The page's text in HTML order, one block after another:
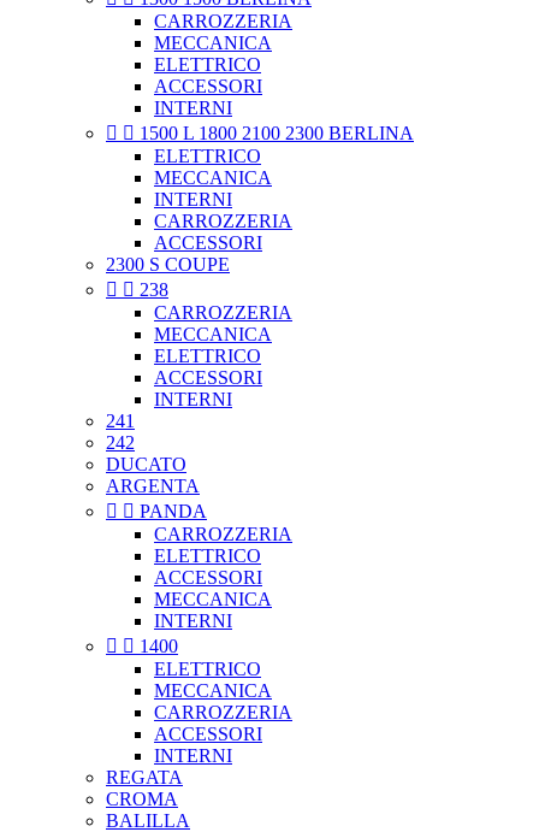
CARROZZERIA
MECCANICA
ELETTRICO
ACCESSORI
INTERNI
  1500 L 1800 2100 2300 BERLINA
ELETTRICO
MECCANICA
INTERNI
CARROZZERIA
ACCESSORI
2300 S COUPE
  238
CARROZZERIA
MECCANICA
ELETTRICO
ACCESSORI
INTERNI
241
242
DUCATO
ARGENTA
  PANDA
CARROZZERIA
ELETTRICO
ACCESSORI
MECCANICA
INTERNI
  1400
ELETTRICO
MECCANICA
CARROZZERIA
ACCESSORI
INTERNI
REGATA
CROMA
BALILLA